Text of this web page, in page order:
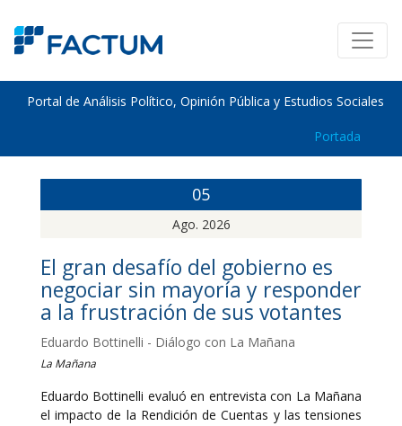
Portal de Análisis Político, Opinión Pública y Estudios Sociales
Portada
05
Ago. 2026
El gran desafío del gobierno es
negociar sin mayoría y responder
a la frustración de sus votantes
Eduardo Bottinelli - Diálogo con La Mañana
La Mañana
Eduardo Bottinelli evaluó en entrevista con La Mañana
el impacto de la Rendición de Cuentas y las tensiones